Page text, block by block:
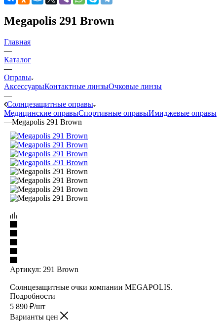
Megapolis 291 Brown
Главная
—
Каталог
—
Оправы
АксессуарыКонтактные линзыОчковые линзы
—
Солнцезащитные оправы
Медицинские оправыСпортивные оправыИмиджевые оправы
—Megapolis 291 Brown
Артикул: 291 Brown
Солнцезащитные очки компании MEGAPOLIS.
Подробности
5 890 ₽/шт
Варианты цен